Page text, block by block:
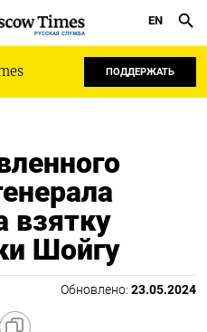
РУССКАЯ СЛУЖБА
EN
ПОДДЕРЖАТЬ
взятку
Шойгу
Обновлено: 23.05.2024